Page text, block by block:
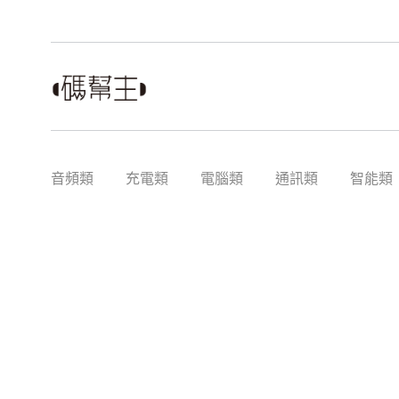
音頻類 充電類 電腦類 通訊類 智能類